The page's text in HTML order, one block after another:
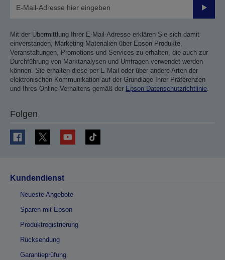
Mit der Übermittlung Ihrer E-Mail-Adresse erklären Sie sich damit
einverstanden, Marketing-Materialien über Epson Produkte,
Veranstaltungen, Promotions und Services zu erhalten, die auch zur
Durchführung von Marktanalysen und Umfragen verwendet werden
können. Sie erhalten diese per E-Mail oder über andere Arten der
elektronischen Kommunikation auf der Grundlage Ihrer Präferenzen
und Ihres Online-Verhaltens gemäß der Epson Datenschutzrichtlinie.
Folgen
Kundendienst
Neueste Angebote
Sparen mit Epson
Produktregistrierung
Rücksendung
Garantieprüfung